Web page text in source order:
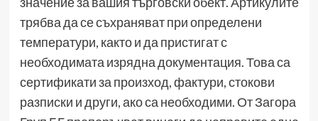
трябва да се съхраняват при определени
температури, както и да пристигат с
необходимата изрядна документация. Това са
сертификати за произход, фактури, стокови
разписки и други, ако са необходими. От Загора